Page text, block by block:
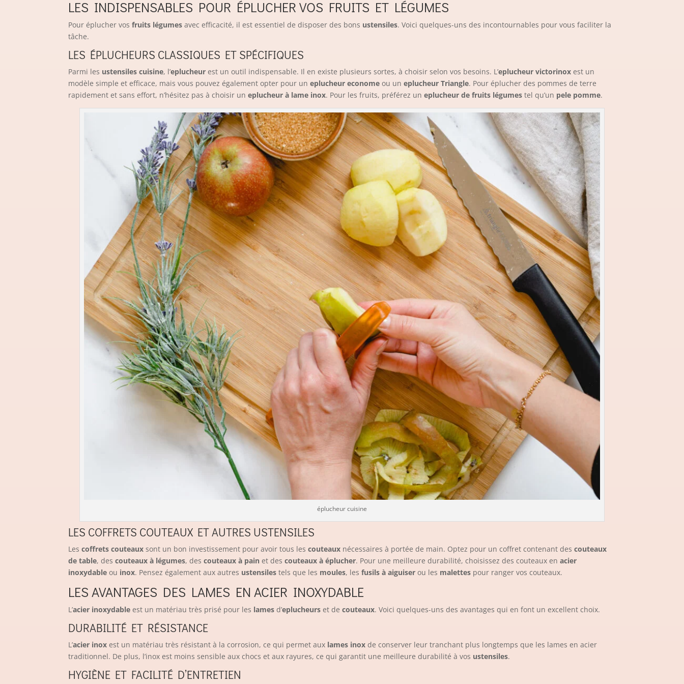
LES INDISPENSABLES POUR ÉPLUCHER VOS FRUITS ET LÉGUMES
Pour éplucher vosfruits légumes avec efficacité, il est essentiel de disposer des bons ustensiles. Voici quelques-uns des incontournables pour vous faciliter la
tâche.
LES ÉPLUCHEURS CLASSIQUES ET SPÉCIFIQUES
Parmi les ustensiles cuisine, l’eplucheur est un outil indispensable. Il en existe plusieurs sortes, à choisir selon vos besoins. L’eplucheur victorinox est un
modèle simple et efficace, mais vous pouvez également opter pour uneplucheur econome ou uneplucheur Triangle. Pour éplucher des pommes de terre
rapidement et sans effort, n’hésitez pas à choisir uneplucheur à lame inox. Pour les fruits, préférez uneplucheur de fruits légumes tel qu’un pele pomme.
éplucheur cuisine
LES COFFRETS COUTEAUX ET AUTRES USTENSILES
Lescoffrets couteaux sont un bon investissement pour avoir tous lescouteaux nécessaires à portée de main. Optez pour un coffret contenant descouteaux
de table, descouteaux à légumes, descouteaux à pain et descouteaux à éplucher. Pour une meilleure durabilité, choisissez des couteaux enacier
inoxydable ou inox. Pensez également aux autres ustensiles tels que les moules, lesfusils à aiguiser ou les malettes pour ranger vos couteaux.
LES AVANTAGES DES LAMES EN ACIER INOXYDABLE
L’acier inoxydable est un matériau très prisé pour les lames d’eplucheurs et decouteaux. Voici quelques-uns des avantages qui en font un excellent choix.
DURABILITÉ ET RÉSISTANCE
L’acier inox est un matériau très résistant à la corrosion, ce qui permet aux lames inox de conserver leur tranchant plus longtemps que les lames en acier
traditionnel. De plus, l’inox est moins sensible aux chocs et aux rayures, ce qui garantit une meilleure durabilité à vos ustensiles.
HYGIÈNE ET FACILITÉ D’ENTRETIEN